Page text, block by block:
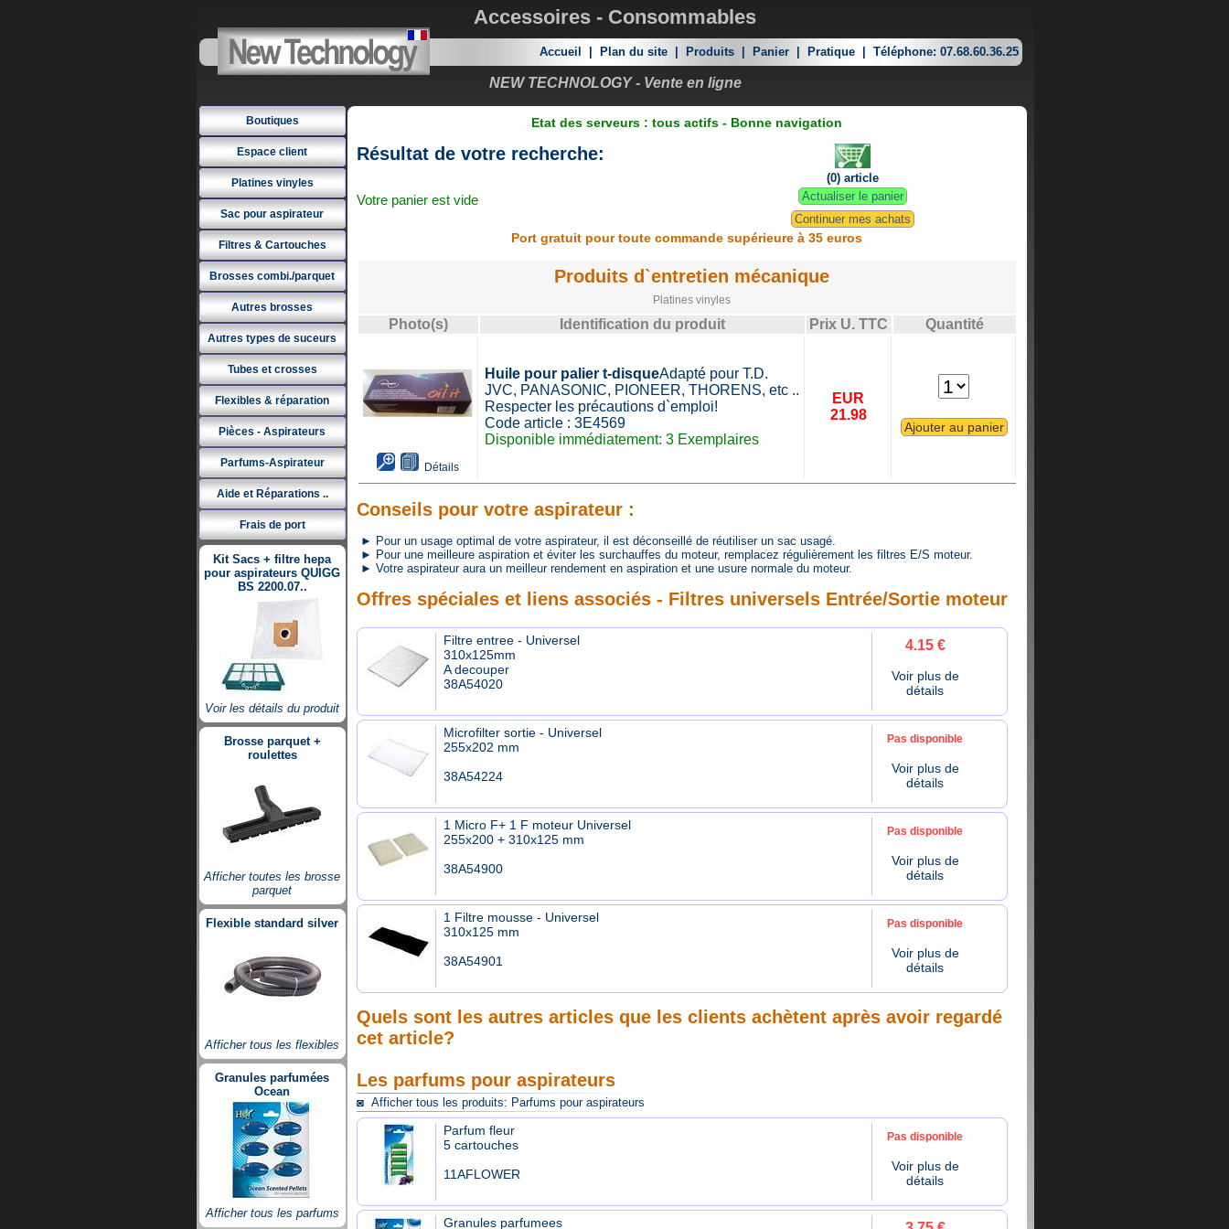
Accessoires - Consommables
Accueil Plan du site Produits Panier Pratique Téléphone: 07.68.60.36.25
NEW TECHNOLOGY - Vente en ligne
Boutiques
Espace client
Platines vinyles
Sac pour aspirateur
Filtres & Cartouches
Brosses combi./parquet
Autres brosses
Autres types de suceurs
Tubes et crosses
Flexibles & réparation
Pièces - Aspirateurs
Parfums-Aspirateur
Aide et Réparations ..
Frais de port
Kit Sacs + filtre hepa
pour aspirateurs QUIGG
BS 2200.07..
Voir les détails du produit
Brosse parquet +
roulettes
Afficher toutes les brosse
parquet
Flexible standard silver
Afficher tous les flexibles
Granules parfumées
Ocean
Afficher tous les parfums
Etat des serveurs : tous actifs - Bonne navigation
Résultat de votre recherche:
Votre panier est vide
(0) article
Actualiser le panier
Continuer mes achats
Port gratuit pour toute commande supérieure à 35 euros
Produits d`entretien mécanique
Platines vinyles
Photo(s) Identification du produit Prix U. TTC Quantité
Détails
Huile pour palier t-disqueAdapté pour T.D.
JVC, PANASONIC, PIONEER, THORENS, etc ..
Respecter les précautions d`emploi!
Code article : 3E4569
Disponible immédiatement: 3 Exemplaires
EUR
21.98
Conseils pour votre aspirateur :
► Pour un usage optimal de votre aspirateur, il est déconseillé de réutiliser un sac usagé.
► Pour une meilleure aspiration et éviter les surchauffes du moteur, remplacez régulièrement les filtres E/S moteur.
► Votre aspirateur aura un meilleur rendement en aspiration et une usure normale du moteur.
Offres spéciales et liens associés - Filtres universels Entrée/Sortie moteur
Filtre entree - Universel
310x125mm
A decouper
38A54020
4.15 €
Voir plus de
détails
Microfilter sortie - Universel
255x202 mm
38A54224
Pas disponible
Voir plus de
détails
1 Micro F+ 1 F moteur Universel
255x200 + 310x125 mm
38A54900
Pas disponible
Voir plus de
détails
1 Filtre mousse - Universel
310x125 mm
38A54901
Pas disponible
Voir plus de
détails
Quels sont les autres articles que les clients achètent après avoir regardé
cet article?
Les parfums pour aspirateurs
◙ Afficher tous les produits: Parfums pour aspirateurs
Parfum fleur
5 cartouches
11AFLOWER
Pas disponible
Voir plus de
détails
Granules parfumees